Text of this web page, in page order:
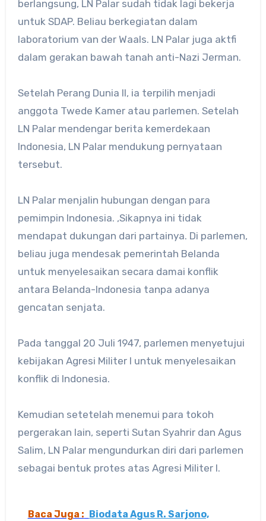
berlangsung, LN Palar sudah tidak lagi bekerja
untuk SDAP. Beliau berkegiatan dalam
laboratorium van der Waals. LN Palar juga aktfi
dalam gerakan bawah tanah anti-Nazi Jerman.
Setelah Perang Dunia II, ia terpilih menjadi
anggota Twede Kamer atau parlemen. Setelah
LN Palar mendengar berita kemerdekaan
Indonesia, LN Palar mendukung pernyataan
tersebut.
LN Palar menjalin hubungan dengan para
pemimpin Indonesia. ,Sikapnya ini tidak
mendapat dukungan dari partainya. Di parlemen,
beliau juga mendesak pemerintah Belanda
untuk menyelesaikan secara damai konflik
antara Belanda-Indonesia tanpa adanya
gencatan senjata.
Pada tanggal 20 Juli 1947, parlemen menyetujui
kebijakan Agresi Militer I untuk menyelesaikan
konflik di Indonesia.
Kemudian setetelah menemui para tokoh
pergerakan lain, seperti Sutan Syahrir dan Agus
Salim, LN Palar mengundurkan diri dari parlemen
sebagai bentuk protes atas Agresi Militer I.
Baca Juga : Biodata Agus R. Sarjono,